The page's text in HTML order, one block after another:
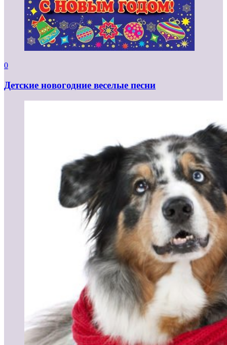
0
Детские новогодние веселые песни